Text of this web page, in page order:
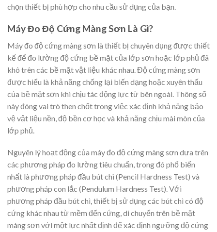
chọn thiết bị phù hợp cho nhu cầu sử dụng của bạn.
Máy Đo Độ Cứng Màng Sơn Là Gì?
Máy đo độ cứng màng sơn là thiết bị chuyên dụng được thiết
kế để đo lường độ cứng bề mặt của lớp sơn hoặc lớp phủ đã
khô trên các bề mặt vật liệu khác nhau. Độ cứng màng sơn
được hiểu là khả năng chống lại biến dạng hoặc xuyên thấu
của bề mặt sơn khi chịu tác động lực từ bên ngoài. Thông số
này đóng vai trò then chốt trong việc xác định khả năng bảo
vệ vật liệu nền, độ bền cơ học và khả năng chịu mài mòn của
lớp phủ.
Nguyên lý hoạt động của máy đo độ cứng màng sơn dựa trên
các phương pháp đo lường tiêu chuẩn, trong đó phổ biến
nhất là phương pháp đầu bút chì (Pencil Hardness Test) và
phương pháp con lắc (Pendulum Hardness Test). Với
phương pháp đầu bút chì, thiết bị sử dụng các bút chì có độ
cứng khác nhau từ mềm đến cứng, di chuyển trên bề mặt
màng sơn với một lực nhất định để xác định ngưỡng độ cứng